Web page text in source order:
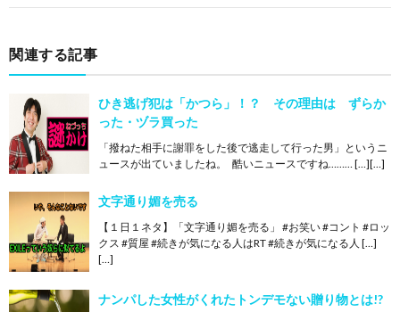
関連する記事
ひき逃げ犯は「かつら」！？ その理由は ずらか
った・ヅラ買った
「撥ねた相手に謝罪をした後で逃走して行った男」というニ
ュースが出ていましたね。 酷いニュースですね……… […][…]
文字通り媚を売る
【１日１ネタ】「文字通り媚を売る」 #お笑い #コント #ロッ
クス #質屋 #続きが気になる人はRT #続きが気になる人 […]
[…]
ナンパした女性がくれたトンデモない贈り物とは!?